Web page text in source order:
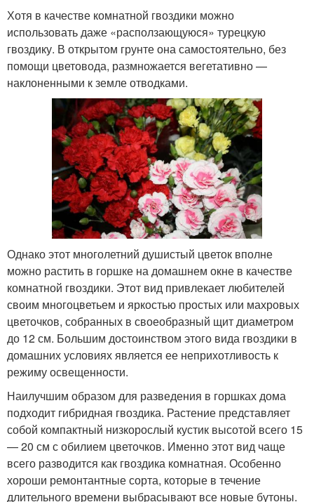
Хотя в качестве комнатной гвоздики можно
использовать даже «расползающуюся» турецкую
гвоздику. В открытом грунте она самостоятельно, без
помощи цветовода, размножается вегетативно —
наклоненными к земле отводками.
Однако этот многолетний душистый цветок вполне
можно растить в горшке на домашнем окне в качестве
комнатной гвоздики. Этот вид привлекает любителей
своим многоцветьем и яркостью простых или махровых
цветочков, собранных в своеобразный щит диаметром
до 12 см. Большим достоинством этого вида гвоздики в
домашних условиях является ее неприхотливость к
режиму освещенности.
Наилучшим образом для разведения в горшках дома
подходит гибридная гвоздика. Растение представляет
собой компактный низкорослый кустик высотой всего 15
— 20 см с обилием цветочков. Именно этот вид чаще
всего разводится как гвоздика комнатная. Особенно
хороши ремонтантные сорта, которые в течение
длительного времени выбрасывают все новые бутоны.